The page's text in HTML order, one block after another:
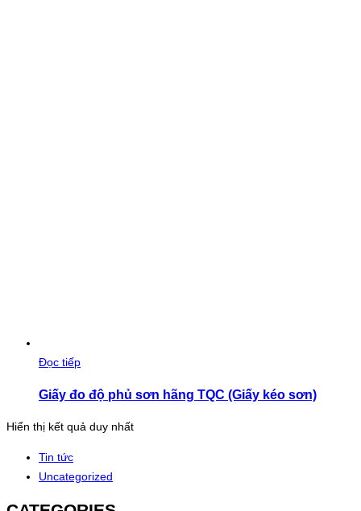
Đọc tiếp
Giấy đo độ phủ sơn hãng TQC (Giấy kéo sơn)
Hiển thị kết quả duy nhất
Tin tức
Uncategorized